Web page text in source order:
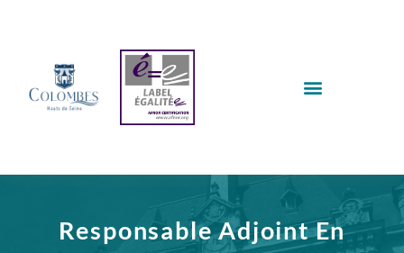
Responsable Adjoint En